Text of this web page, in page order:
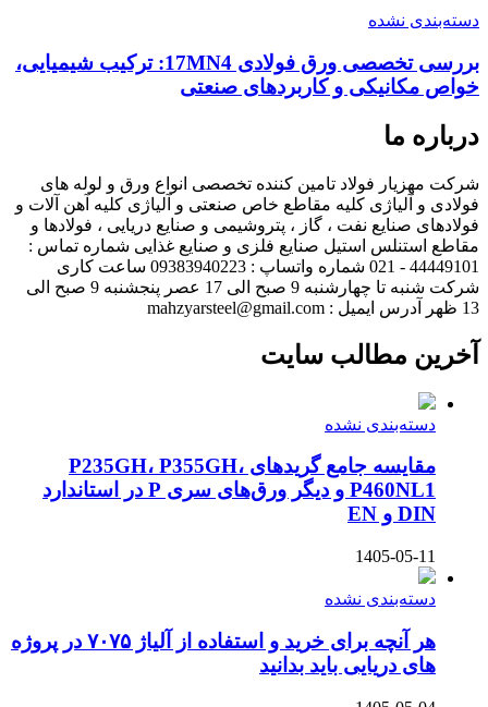
دسته‌بندی نشده
بررسی تخصصی ورق فولادی 17MN4: ترکیب شیمیایی،
خواص مکانیکی و کاربردهای صنعتی
درباره ما
شرکت مهزیار فولاد تامین کننده تخصصی انواع ورق و لوله های
فولادی و آلیاژی کلیه مقاطع خاص صنعتی و آلیاژی کلیه آهن آلات و
فولادهای صنایع نفت ، گاز ، پتروشیمی و صنایع دریایی ، فولادها و
مقاطع استنلس استیل صنایع فلزی و صنایع غذایی شماره تماس :
44449101 - 021 شماره واتساپ : 09383940223 ساعت کاری
شرکت شنبه تا چهارشنبه 9 صبح الی 17 عصر پنجشنبه 9 صبح الی
13 ظهر آدرس ایمیل : mahzyarsteel@gmail.com
آخرین مطالب سایت
دسته‌بندی نشده
مقایسه جامع گریدهای P235GH، P355GH،
P460NL1 و دیگر ورق‌های سری P در استاندارد
DIN و EN
1405-05-11
دسته‌بندی نشده
هر آنچه برای خرید و استفاده از آلیاژ ۷۰۷۵ در پروژه
های دریایی باید بدانید